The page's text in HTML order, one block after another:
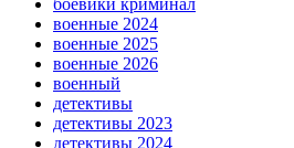
боевики криминал
военные 2024
военные 2025
военные 2026
военный
детективы
детективы 2023
детективы 2024